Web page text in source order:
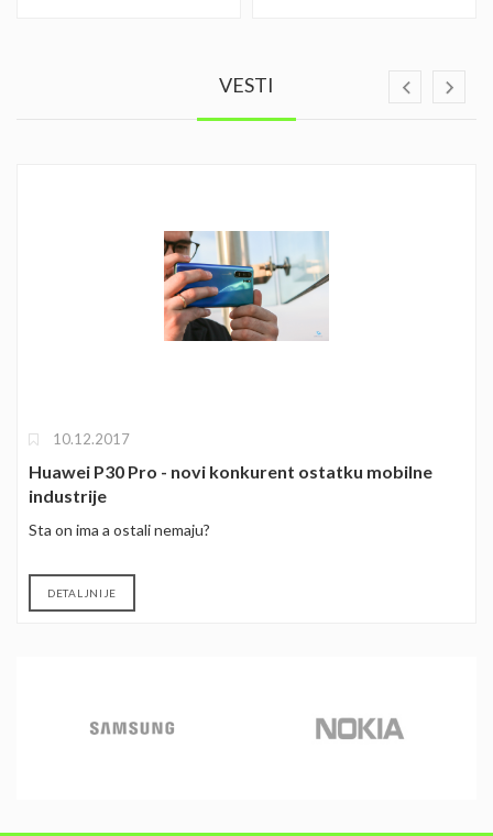
VESTI
10.12.2017
Huawei P30 Pro - novi konkurent ostatku mobilne
industrije
Sta on ima a ostali nemaju?
DETALJNIJE